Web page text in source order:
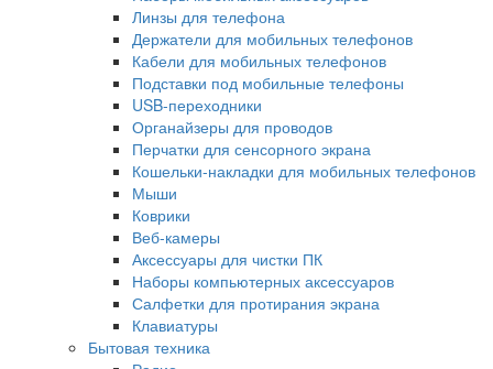
Линзы для телефона
Держатели для мобильных телефонов
Кабели для мобильных телефонов
Подставки под мобильные телефоны
USB-переходники
Органайзеры для проводов
Перчатки для сенсорного экрана
Кошельки-накладки для мобильных телефонов
Мыши
Коврики
Веб-камеры
Аксессуары для чистки ПК
Наборы компьютерных аксессуаров
Салфетки для протирания экрана
Клавиатуры
Бытовая техника